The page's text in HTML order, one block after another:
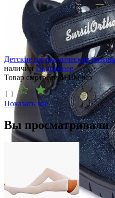
Детские ортопедические
наличии Подробнее
Товар смотрели11104раз
Показать все
Вы просматривали